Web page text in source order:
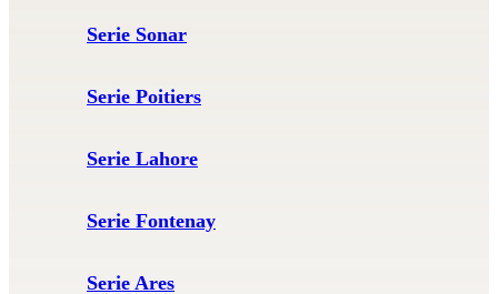
Serie Sonar
Serie Poitiers
Serie Lahore
Serie Fontenay
Serie Ares